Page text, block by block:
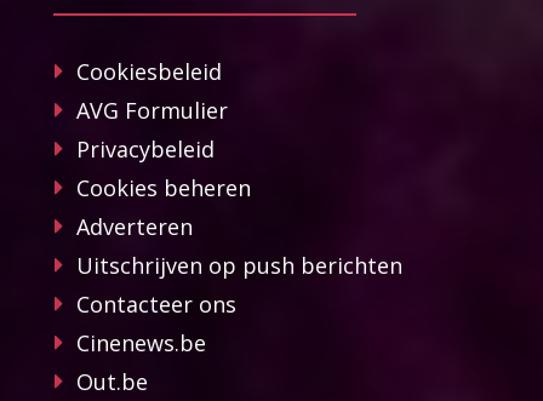
Cookiesbeleid
AVG Formulier
Privacybeleid
Cookies beheren
Adverteren
Uitschrijven op push berichten
Contacteer ons
Cinenews.be
Out.be